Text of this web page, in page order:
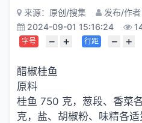
来源：原创/搜集
发布/作
2024-09-01 15:16:24
字号 − + 行距 − +
醋椒桂鱼
原料
桂鱼 750 克，葱段、香菜
克，盐、胡椒粉、味精各